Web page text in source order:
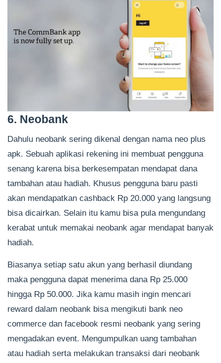
6. Neobank
Dahulu neobank sering dikenal dengan nama neo plus
apk. Sebuah aplikasi rekening ini membuat pengguna
senang karena bisa berkesempatan mendapat dana
tambahan atau hadiah. Khusus pengguna baru pasti
akan mendapatkan cashback Rp 20.000 yang langsung
bisa dicairkan. Selain itu kamu bisa pula mengundang
kerabat untuk memakai neobank agar mendapat banyak
hadiah.
Biasanya setiap satu akun yang berhasil diundang
maka pengguna dapat menerima dana Rp 25.000
hingga Rp 50.000. Jika kamu masih ingin mencari
reward dalam neobank bisa mengikuti bank neo
commerce dan facebook resmi neobank yang sering
mengadakan event. Mengumpulkan uang tambahan
atau hadiah serta melakukan transaksi dari neobank